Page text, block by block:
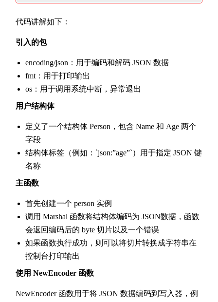
代码讲解如下：
引入的包
encoding/json：用于编码和解码 JSON 数据
fmt：用于打印输出
os：用于调用系统中断，异常退出
用户结构体
定义了一个结构体 Person，包含 Name 和 Age 两个
字段
结构体标签（例如：`json:”age”`）用于指定 JSON 键
名称
主函数
首先创建一个 person 实例
调用 Marshal 函数将结构体编码为 JSON数据，函数
会返回编码后的 byte 切片以及一个错误
如果函数执行成功，则可以将切片转换成字符串在
控制台打印输出
使用 NewEncoder 函数
NewEncoder 函数用于将 JSON 数据编码到写入器，例